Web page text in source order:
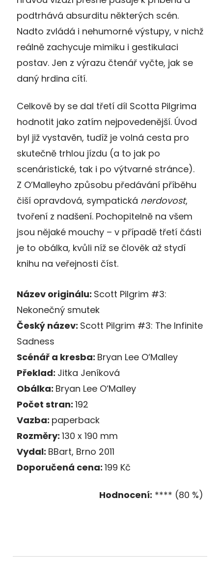
podtrhává absurditu některých scén.
Nadto zvládá i nehumorné výstupy, v nichž
reálně zachycuje mimiku i gestikulaci
postav. Jen z výrazu čtenář vyčte, jak se
daný hrdina cítí.
Celkově by se dal třetí díl Scotta Pilgrima
hodnotit jako zatím nejpovedenější. Úvod
byl již vystavěn, tudíž je volná cesta pro
skutečně trhlou jízdu (a to jak po
scenáristické, tak i po výtvarné stránce).
Z O’Malleyho způsobu předávání příběhu
čiší opravdová, sympatická nerdovost,
tvoření z nadšení. Pochopitelně na všem
jsou nějaké mouchy – v případě třetí části
je to obálka, kvůli níž se člověk až stydí
knihu na veřejnosti číst.
Název originálu: Scott Pilgrim #3:
Nekonečný smutek
Český název: Scott Pilgrim #3: The Infinite
Sadness
Scénář a kresba: Bryan Lee O‘Malley
Překlad: Jitka Jeníková
Obálka: Bryan Lee O‘Malley
Počet stran: 192
Vazba: paperback
Rozměry: 130 x 190 mm
Vydal: BBart, Brno 2011
Doporučená cena: 199 Kč
Hodnocení: **** (80 %)